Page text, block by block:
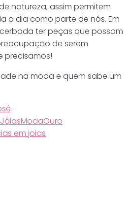
natureza, assim permitem
a dia como parte de nós. Em
ter peças que possam
de serem
precisamos!
na moda e quem sabe um
JóiasModaOuro
em joias